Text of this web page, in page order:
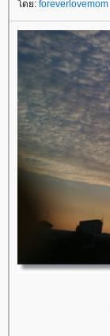
ดย: foreverlovemom